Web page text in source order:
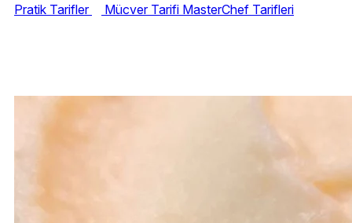
Pratik Tarifler Mücver Tarifi MasterChef Tarifleri